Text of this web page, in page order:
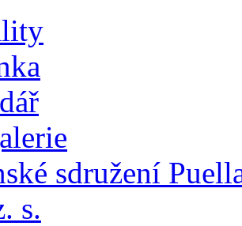
sdružení
s.